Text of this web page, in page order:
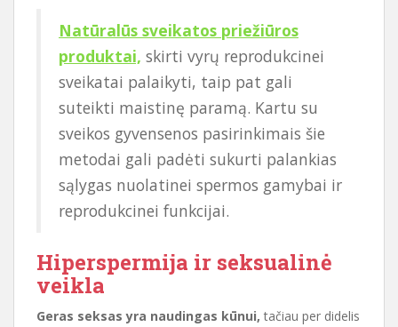
Natūralūs sveikatos priežiūros
produktai, skirti vyrų reprodukcinei
sveikatai palaikyti, taip pat gali
suteikti maistinę paramą. Kartu su
sveikos gyvensenos pasirinkimais šie
metodai gali padėti sukurti palankias
sąlygas nuolatinei spermos gamybai ir
reprodukcinei funkcijai.
Hiperspermija ir seksualinė
veikla
Geras seksas yra naudingas kūnui, tačiau per didelis